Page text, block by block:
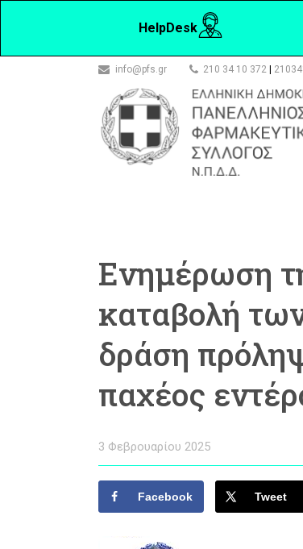
HelpDesk
info@pfs.gr 210 34 10 372
Eνημέρωση
καταβολή
δράση
παχέος
3 Φεβρουαρίου 2025
Facebook Tweet